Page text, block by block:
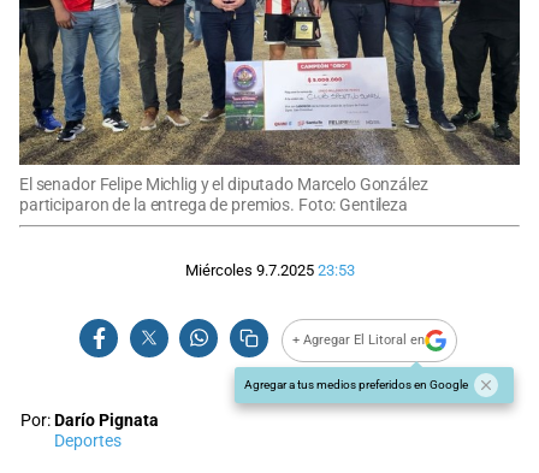
El senador Felipe Michlig y el diputado Marcelo González
participaron de la entrega de premios. Foto: Gentileza
Miércoles 9.7.2025 23:53
+ Agregar El Litoral en
Agregar a tus medios preferidos en Google
Por:Darío Pignata
Deportes